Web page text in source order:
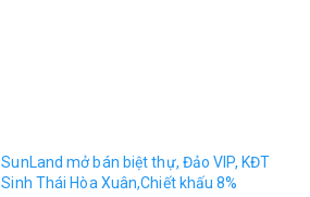
SunLand mở bán biệt thự, Đảo VIP, KĐT
Sinh Thái Hòa Xuân,Chiết khấu 8%